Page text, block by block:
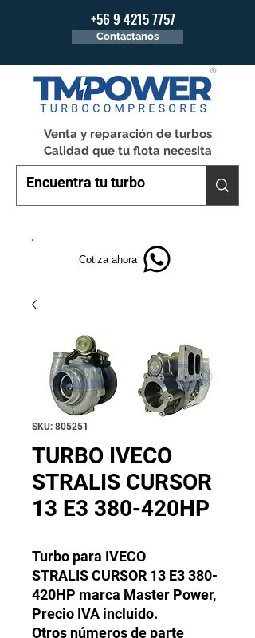
+56 9 4215 7757
Contáctanos
Venta y reparación de turbos
Calidad que tu flota necesita
Cotiza ahora
SKU: 805251
TURBO IVECO
STRALIS CURSOR
13 E3 380-420HP
Turbo para IVECO
STRALIS CURSOR 13 E3 380-
420HP marca Master Power,
Precio IVA incluido.
Otros números de parte